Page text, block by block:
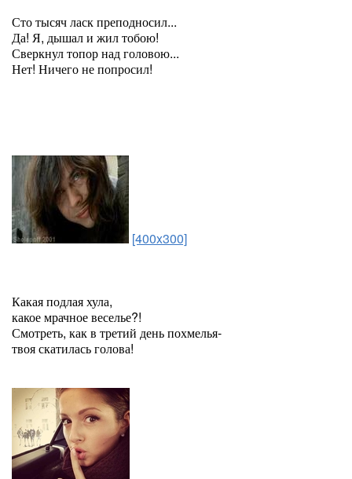
Сто тысяч ласк преподносил...
Да! Я, дышал и жил тобою!
Сверкнул топор над головою...
Нет! Ничего не попросил!
[400x300]
Какая подлая хула,
какое мрачное веселье?!
Смотреть, как в третий день похмелья-
твоя скатилась голова!